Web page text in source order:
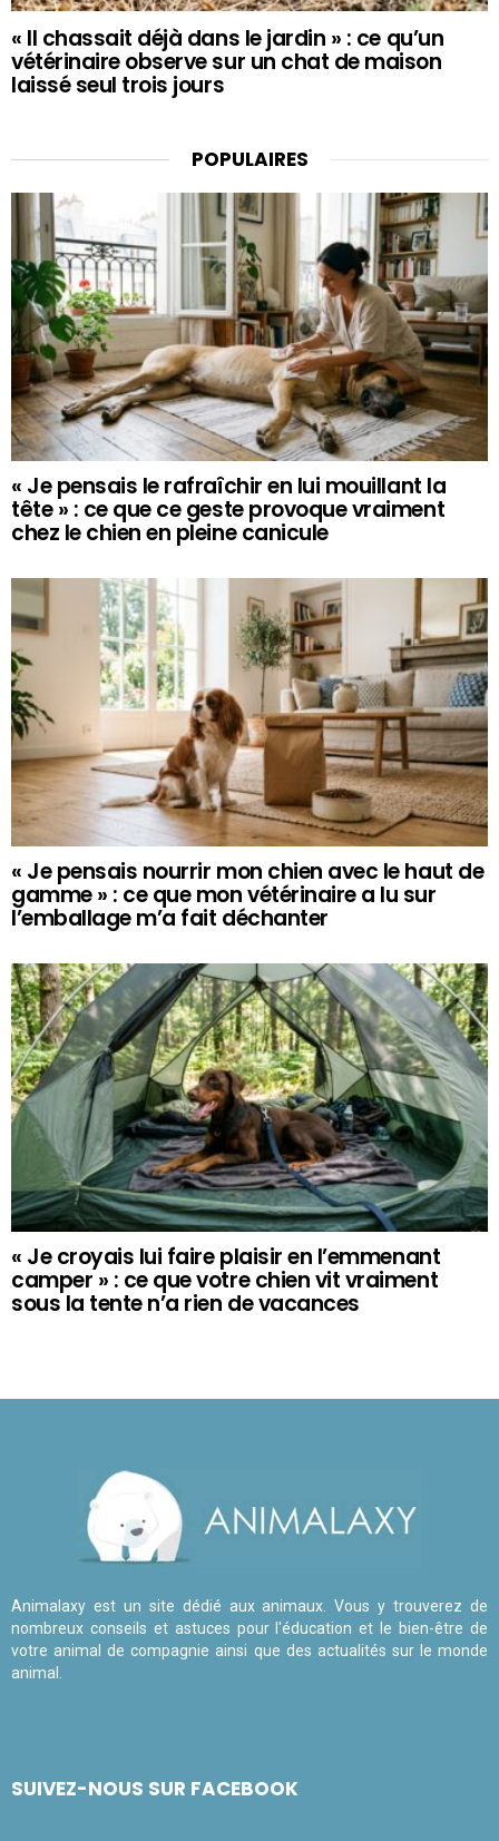
« Il chassait déjà dans le jardin » : ce qu’un
vétérinaire observe sur un chat de maison
laissé seul trois jours
POPULAIRES
« Je pensais le rafraîchir en lui mouillant la
tête » : ce que ce geste provoque vraiment
chez le chien en pleine canicule
« Je pensais nourrir mon chien avec le haut de
gamme » : ce que mon vétérinaire a lu sur
l’emballage m’a fait déchanter
« Je croyais lui faire plaisir en l’emmenant
camper » : ce que votre chien vit vraiment
sous la tente n’a rien de vacances
Animalaxy est un site dédié aux animaux. Vous y trouverez de
nombreux conseils et astuces pour l'éducation et le bien-être de
votre animal de compagnie ainsi que des actualités sur le monde
animal.
SUIVEZ-NOUS SUR FACEBOOK